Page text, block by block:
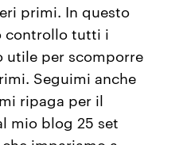
primi. In questo
controllo tutti i
per scomporre
Seguimi anche
ripaga per il
mio blog 25 set